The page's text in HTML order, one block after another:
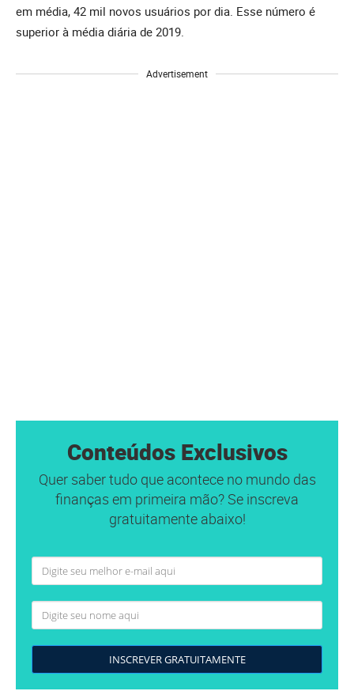
em média, 42 mil novos usuários por dia. Esse número é
superior à média diária de 2019.
Advertisement
Conteúdos Exclusivos
Quer saber tudo que acontece no mundo das
finanças em primeira mão? Se inscreva
gratuitamente abaixo!
INSCREVER GRATUITAMENTE